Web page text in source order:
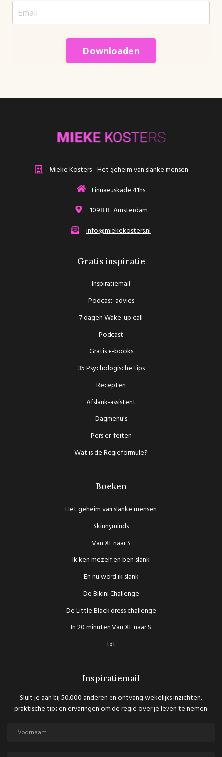
Downloaden
Mieke Kosters - Het geheim van slanke mensen
Linnaeuskade 41hs
1098 BJ Amsterdam
info@miekekosters.nl
Gratis inspiratie
Inspiratiemail
Podcast-advies
7 dagen Wake-up call
Podcast
Gratis e-books
35 Psychologische tips
Recepten
Afslank-assistent
Dagmenu's
Pers en feiten
Wat is de Regieformule?
Boeken
Het geheim van slanke mensen
Skinnyminds
Van XL naar S
Ik ken mezelf en ben slank
En nu word ik slank
De Bikini Challenge
De Little Black dress challenge
In 20 minuten Van XL naar S
txt
Inspiratiemail
Sluit je aan bij 50.000 anderen en ontvang wekelijks inzichten,
praktische tips en ervaringen om de regie over je leven te nemen.